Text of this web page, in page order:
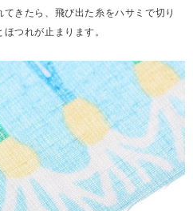
きたら、飛び出た糸をハサミで切り
つれが止まります。